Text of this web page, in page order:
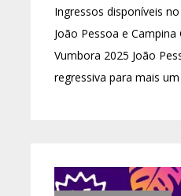
Ingressos disponíveis
João Pessoa e
Vumbora 2025 João
regressiva para mais